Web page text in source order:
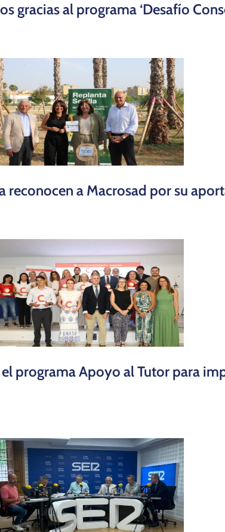
gracias al programa ‘Desafío
a Macrosad por su
programa Apoyo al Tutor para